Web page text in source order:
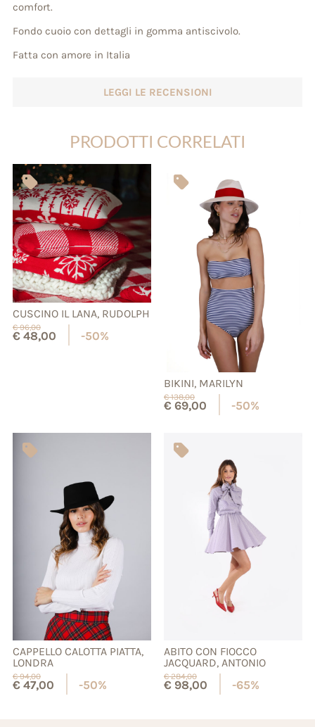
comfort.
Fondo cuoio con dettagli in gomma antiscivolo.
Fatta con amore in Italia
LEGGI LE RECENSIONI
PRODOTTI CORRELATI
CUSCINO IL LANA, RUDOLPH
€96,00
€48,00 -50%
BIKINI, MARILYN
€138,00
€69,00 -50%
CAPPELLO CALOTTA PIATTA,
LONDRA
€94,00
€47,00 -50%
ABITO CON FIOCCO
JACQUARD, ANTONIO
€284,00
€98,00 -65%